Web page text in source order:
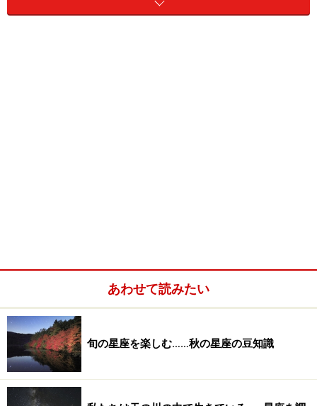
太陽は身近な「星」 関心を持ち続けることが大切
太陽フレア関連用語集
電子機器には要注意、人体には影響なし
私たちが住む地球は大気の層（大気圏）で覆われていま
あわせて読みたい
旬の星座を楽しむ……秋の星座の豆知識